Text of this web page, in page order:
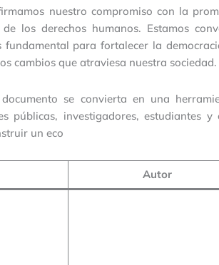
nuestro compromiso con la
los derechos humanos. Estamos
fundamental para fortalecer la
cambios que atraviesa nuestra sociedad.
se convierta en una
públicas, investigadores, estudiantes
un eco
Autor